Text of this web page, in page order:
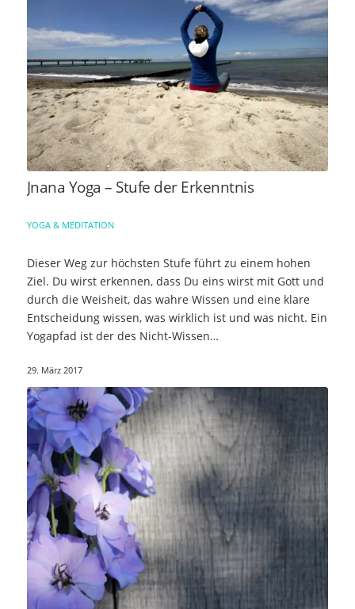
Jnana Yoga – Stufe der Erkenntnis
YOGA & MEDITATION
Dieser Weg zur höchsten Stufe führt zu einem hohen
Ziel. Du wirst erkennen, dass Du eins wirst mit Gott und
durch die Weisheit, das wahre Wissen und eine klare
Entscheidung wissen, was wirklich ist und was nicht. Ein
Yogapfad ist der des Nicht-Wissen…
29. März 2017